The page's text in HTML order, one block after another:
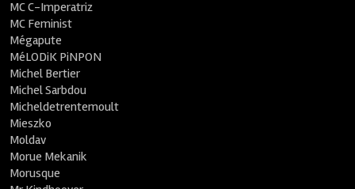
MC C-Imperatriz
MC Feminist
Mégapute
MéLODiK PiNPON
Michel Bertier
Michel Sarbdou
Micheldetrentemoult
Mieszko
Moldav
Morue Mekanik
Morusque